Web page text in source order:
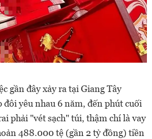
gần đây xảy ra tại Giang Tây
đôi yêu nhau 6 năm, đến phút cuối
phải "vét sạch" túi, thậm chí là vay
488.000 tệ (gần 2 tỷ đồng) tiền